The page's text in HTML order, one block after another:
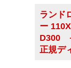
ランド
ー
D300
正規デ